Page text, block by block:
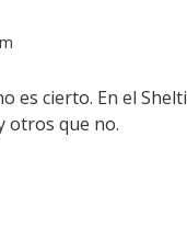
es cierto. En el
otros que no.